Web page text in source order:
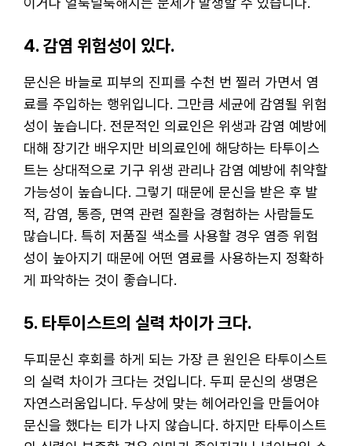
4. 감염 위험성이 있다.
문신은 바늘로 피부의 진피를 수천 번 찔러 가면서 염
료를 주입하는 행위입니다. 그만큼 세균에 감염될 위험
성이 높습니다. 전문적인 의료인은 위생과 감염 예방에
대해 장기간 배우지만 비의료인에 해당하는 타투이스
트는 상대적으로 기구 위생 관리나 감염 예방에 취약할
가능성이 높습니다. 그렇기 때문에 문신을 받은 후 발
적, 감염, 통증, 면역 관련 질환을 경험하는 사람들도
많습니다. 특히 저품질 색소를 사용할 경우 염증 위험
성이 높아지기 때문에 어떤 염료를 사용하는지 정확하
게 파악하는 것이 좋습니다.
5. 타투이스트의 실력 차이가 크다.
두피문신 후회를 하게 되는 가장 큰 원인은 타투이스트
의 실력 차이가 크다는 것입니다. 두피 문신의 생명은
자연스러움입니다. 두상에 맞는 헤어라인을 만들어야
문신을 했다는 티가 나지 않습니다. 하지만 타투이스트